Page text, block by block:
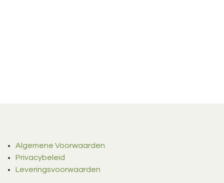
Algemene Voorwaarden
Privacybeleid
Leveringsvoorwaarden